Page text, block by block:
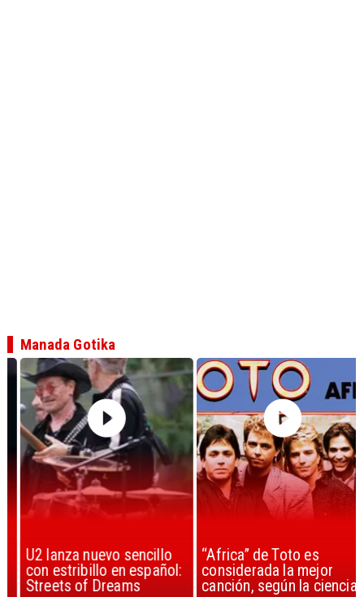
U2 lanza nuevo sencillo
con estribillo en español:
Streets of Dreams
“Africa” de Toto es
considerada la mejor
canción, según la ciencia
Manada Gotika